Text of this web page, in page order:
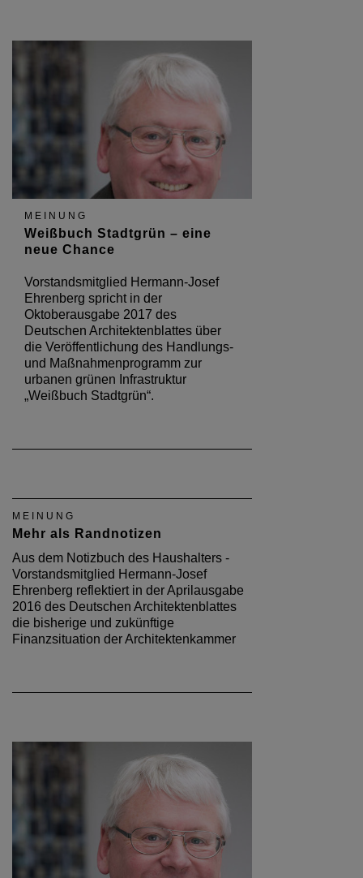
MEINUNG
Weißbuch Stadtgrün – eine
neue Chance
Vorstandsmitglied Hermann-Josef
Ehrenberg spricht in der
Oktoberausgabe 2017 des
Deutschen Architektenblattes über
die Veröffentlichung des Handlungs-
und Maßnahmenprogramm zur
urbanen grünen Infrastruktur
„Weißbuch Stadtgrün“.
MEINUNG
Mehr als Randnotizen
Aus dem Notizbuch des Haushalters -
Vorstandsmitglied Hermann-Josef
Ehrenberg reflektiert in der Aprilausgabe
2016 des Deutschen Architektenblattes
die bisherige und zukünftige
Finanzsituation der Architektenkammer